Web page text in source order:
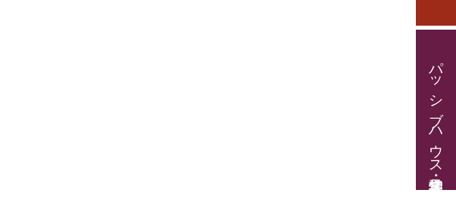
パッシブハウス見学・住宅相談